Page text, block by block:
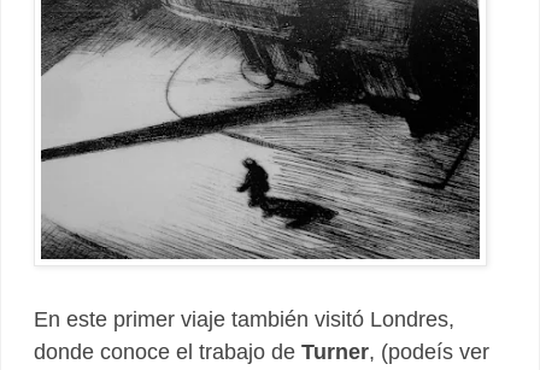
En este primer viaje también visitó Londres,
donde conoce el trabajo de Turner, (podeís ver